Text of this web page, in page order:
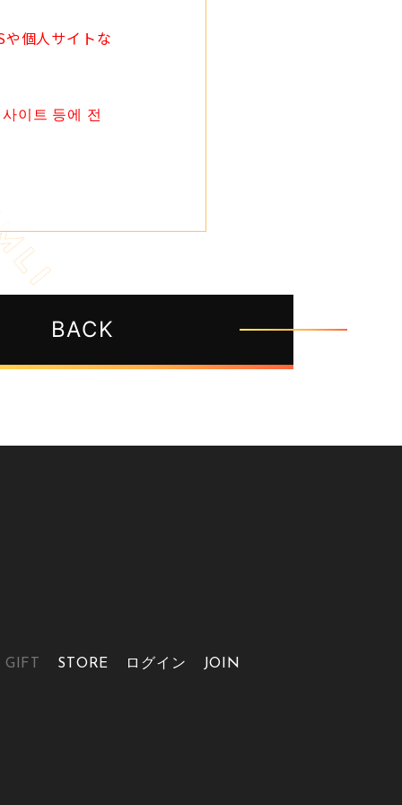
個人サイトな
이트 등에 전
BACK
GIFT STORE ログイン JOIN